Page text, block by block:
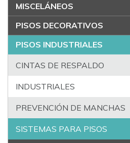
MISCELÁNEOS
PISOS DECORATIVOS
PISOS INDUSTRIALES
CINTAS DE RESPALDO
INDUSTRIALES
PREVENCIÓN DE MANCHAS
SISTEMAS PARA PISOS